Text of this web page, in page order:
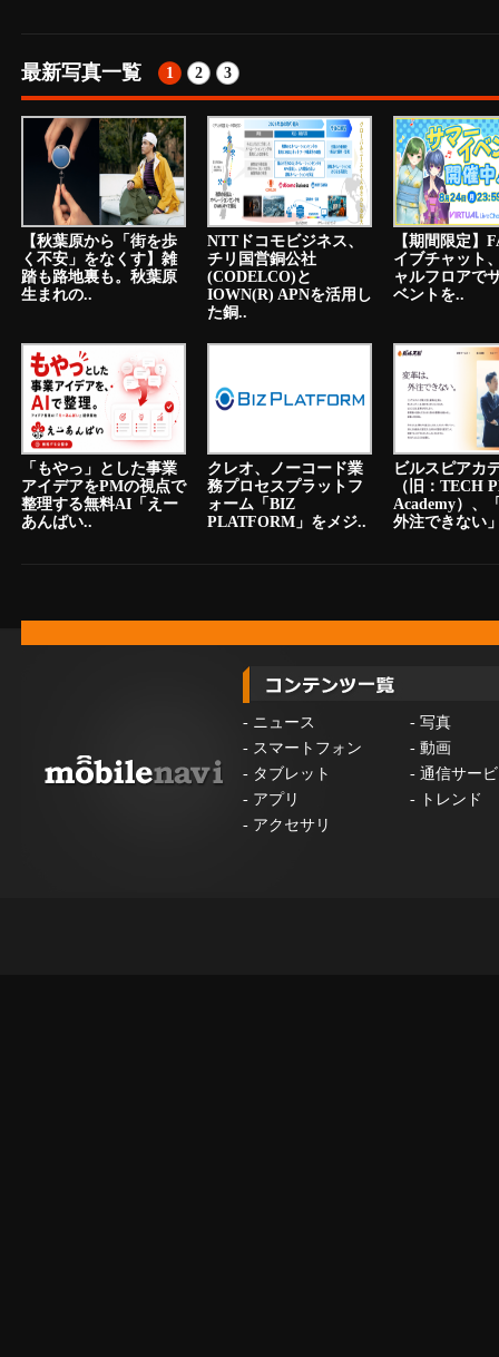
最新写真一覧 1 2 3
【秋葉原から「街を歩
く不安」をなくす】雑
踏も路地裏も。秋葉原
生まれの..
NTTドコモビジネス、
チリ国営銅公社
(CODELCO)と
IOWN(R) APNを活用し
た銅..
【期間限定】
イブチャット
ャルフロアで
ベントを..
「もやっ」とした事業
アイデアをPMの視点で
整理する無料AI「えー
あんばい..
クレオ、ノーコード業
務プロセスプラットフ
ォーム「BIZ
PLATFORM」をメジ..
ビルスピアカ
（旧：TECH
Academy）、
外注できない
- ニュース - 写真
- スマートフォン - 動画
- タブレット - 通信サー
- アプリ -
トレンド
- アクセサリ